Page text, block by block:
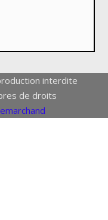
interdite
de droits